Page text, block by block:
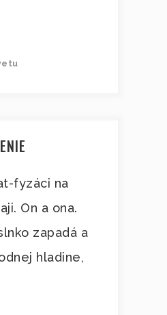
fyzáci na
On a ona.
zapadá a
hladine,